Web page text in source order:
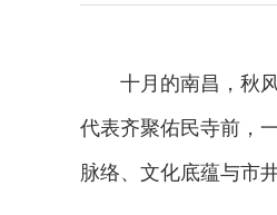
十月的南昌，秋风
代表齐聚佑民寺前，
脉络、文化底蕴与市井